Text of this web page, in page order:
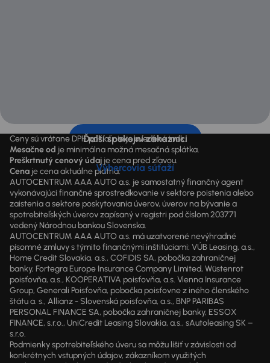
Ďalší spokojní zákazníci
Výhercovia súťaží
Ceny sú vrátane DPH pokiaľ nie je uvedené inak.
Mesačne od je minimálna možná mesačná splátka.
Preškrtnutý cenový údaj je cena pred zľavou.
Cena je cena aktuálne platná.
AUTOCENTRUM AAA AUTO a.s. je samostatný finančný agent
vykonávajúci finančné sprostredkovanie v sektore poistenia alebo
zaistenia a sektore poskytovania úverov, úverov na bývanie a
spotrebiteľských úverov zapísaný v registri pod číslom 203771
vedený Národnou bankou Slovenska.
AUTOCENTRUM AAA AUTO a.s. má uzatvorené nevýhradné
písomné zmluvy s týmito finančnými inštitúciami: VÚB Leasing, a.s.,
Home Credit Slovakia, a.s., COFIDIS SA, pobočka zahraničnej
banky, Fortegra Europe Insurance Company Limited, Wüstenrot
poisťovňa, a.s., KOOPERATIVA poisťovňa, a.s. Vienna Insurance
Group, Generali Poisťovňa, pobočka poisťovne z iného členského
štátu a. s., Allianz - Slovenská poisťovňa, a.s., BNP PARIBAS
PERSONAL FINANCE SA, pobočka zahraničnej banky, ESSOX
FINANCE, s.r.o., UniCredit Leasing Slovakia, a.s., sAutoleasing SK –
s.r.o.
Podmienky spotrebiteľského úveru sa môžu líšiť v závislosti od
konkrétnych vstupných údajov, zákazníkom využitých